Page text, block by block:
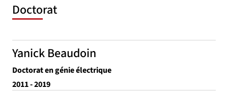
Doctorat
Yanick Beaudoin
Doctorat en génie électrique
2011 - 2019